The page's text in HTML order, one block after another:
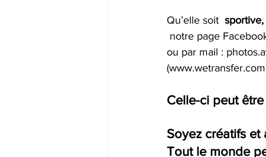
Qu’elle soit
notre page
ou par mail :
Celle-ci peut
Soyez créatifs et
Tout le monde